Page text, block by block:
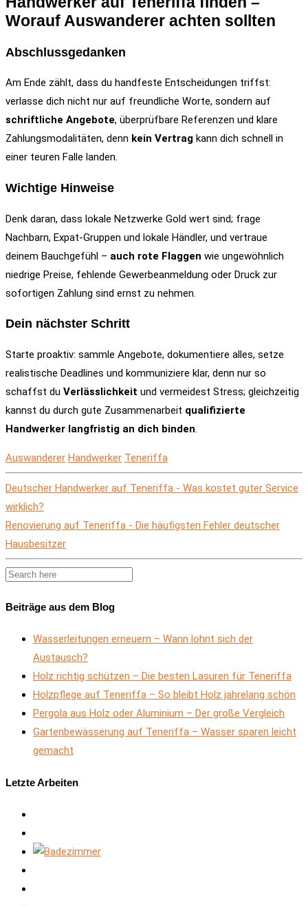
Worauf Auswanderer achten sollten
Abschlussgedanken
Am Ende zählt, dass du handfeste Entscheidungen triffst:
verlasse dich nicht nur auf freundliche Worte, sondern auf
schriftliche Angebote, überprüfbare Referenzen und klare
Zahlungsmodalitäten, denn kein Vertrag kann dich schnell in
einer teuren Falle landen.
Wichtige Hinweise
Denk daran, dass lokale Netzwerke Gold wert sind; frage
Nachbarn, Expat-Gruppen und lokale Händler, und vertraue
deinem Bauchgefühl – auch rote Flaggen wie ungewöhnlich
niedrige Preise, fehlende Gewerbeanmeldung oder Druck zur
sofortigen Zahlung sind ernst zu nehmen.
Dein nächster Schritt
Starte proaktiv: sammle Angebote, dokumentiere alles, setze
realistische Deadlines und kommuniziere klar, denn nur so
schaffst du Verlässlichkeit und vermeidest Stress; gleichzeitig
kannst du durch gute Zusammenarbeit qualifizierte
Handwerker langfristig an dich binden.
Auswanderer Handwerker Teneriffa
Deutscher Handwerker auf Teneriffa - Was kostet guter Service
wirklich?
Renovierung auf Teneriffa - Die häufigsten Fehler deutscher
Hausbesitzer
Beiträge aus dem Blog
Wasserleitungen erneuern – Wann lohnt sich der
Austausch?
Holz richtig schützen – Die besten Lasuren für Teneriffa
Holzpflege auf Teneriffa – So bleibt Holz jahrelang schön
Pergola aus Holz oder Aluminium – Der große Vergleich
Gartenbewässerung auf Teneriffa – Wasser sparen leicht
gemacht
Letzte Arbeiten